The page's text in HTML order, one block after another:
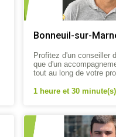
Bonneuil-sur-
Profitez d'un conseiller
que d'un
tout au long de votre
1 heure et 30 minute(s)